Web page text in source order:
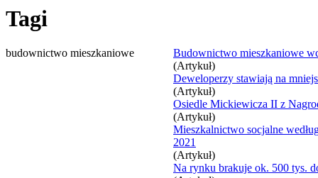
Tagi
budownictwo mieszkaniowe
Budownictwo mieszkaniowe
(Artykuł)
Deweloperzy stawiają na
(Artykuł)
Osiedle Mickiewicza II z
(Artykuł)
Mieszkalnictwo socjalne
2021
(Artykuł)
Na rynku brakuje ok. 500 tys.